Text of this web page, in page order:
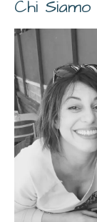
Chi Siamo